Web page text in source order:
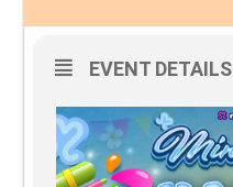
EVENT DETAILS